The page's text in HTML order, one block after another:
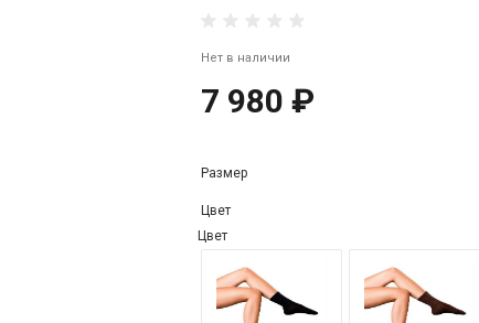
Нет в наличии
7 980 ₽
Размер
Цвет
Цвет